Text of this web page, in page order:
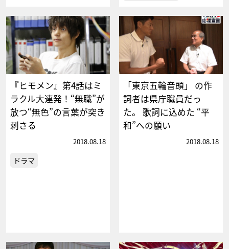
『ヒモメン』第4話はミ
ラクル大連発！“無職”が
放つ“無色”の言葉が突き
刺さる
2018.08.18
ドラマ
「東京五輪音頭」 の作
詞者は県庁職員だっ
た。 歌詞に込めた “平
和”への願い
2018.08.18